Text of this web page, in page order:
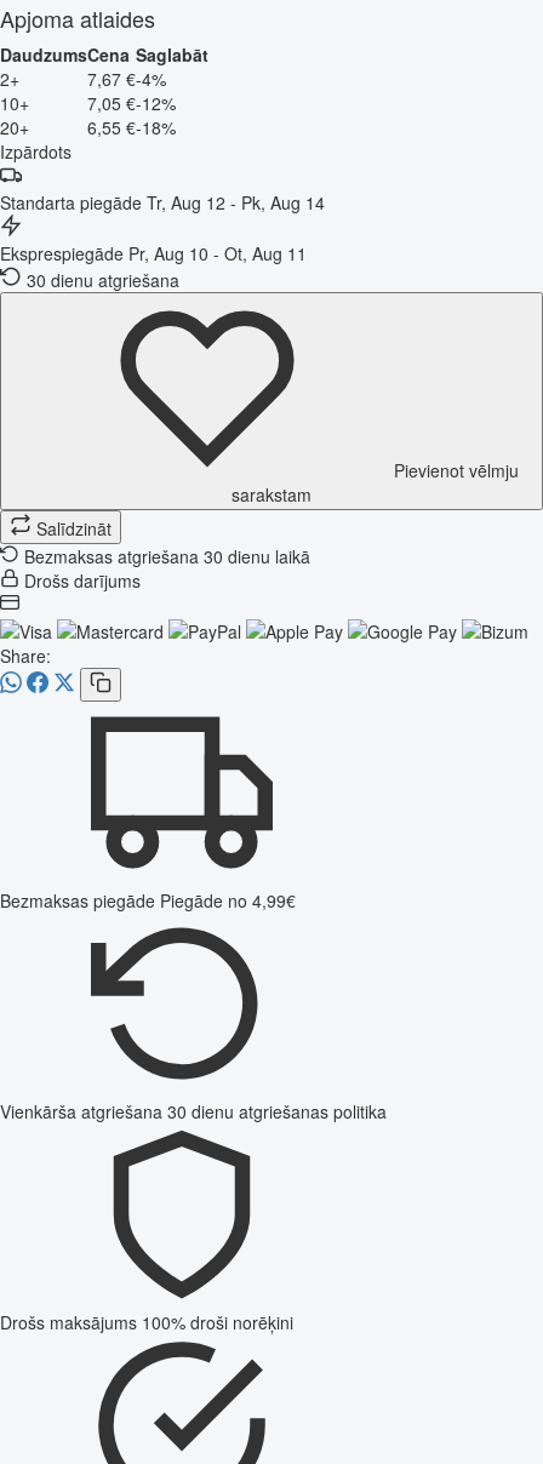
Apjoma atlaides
DaudzumsCena Saglabāt
2+
7,67 €-4%
10+
7,05 €-12%
20+
6,55 €-18%
Izpārdots
Standarta piegāde Tr, Aug 12 - Pk, Aug 14
Eksprespiegāde Pr, Aug 10 - Ot, Aug 11
30 dienu atgriešana
Pievienot vēlmju
sarakstam
Salīdzināt
Bezmaksas atgriešana 30 dienu laikā
Drošs darījums
Share:
Bezmaksas piegāde Piegāde no 4,99€
Vienkārša atgriešana 30 dienu atgriešanas politika
Drošs maksājums 100% droši norēķini